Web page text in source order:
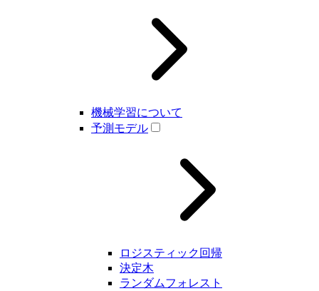
機械学習について
予測モデル
ロジスティック回帰
決定木
ランダムフォレスト